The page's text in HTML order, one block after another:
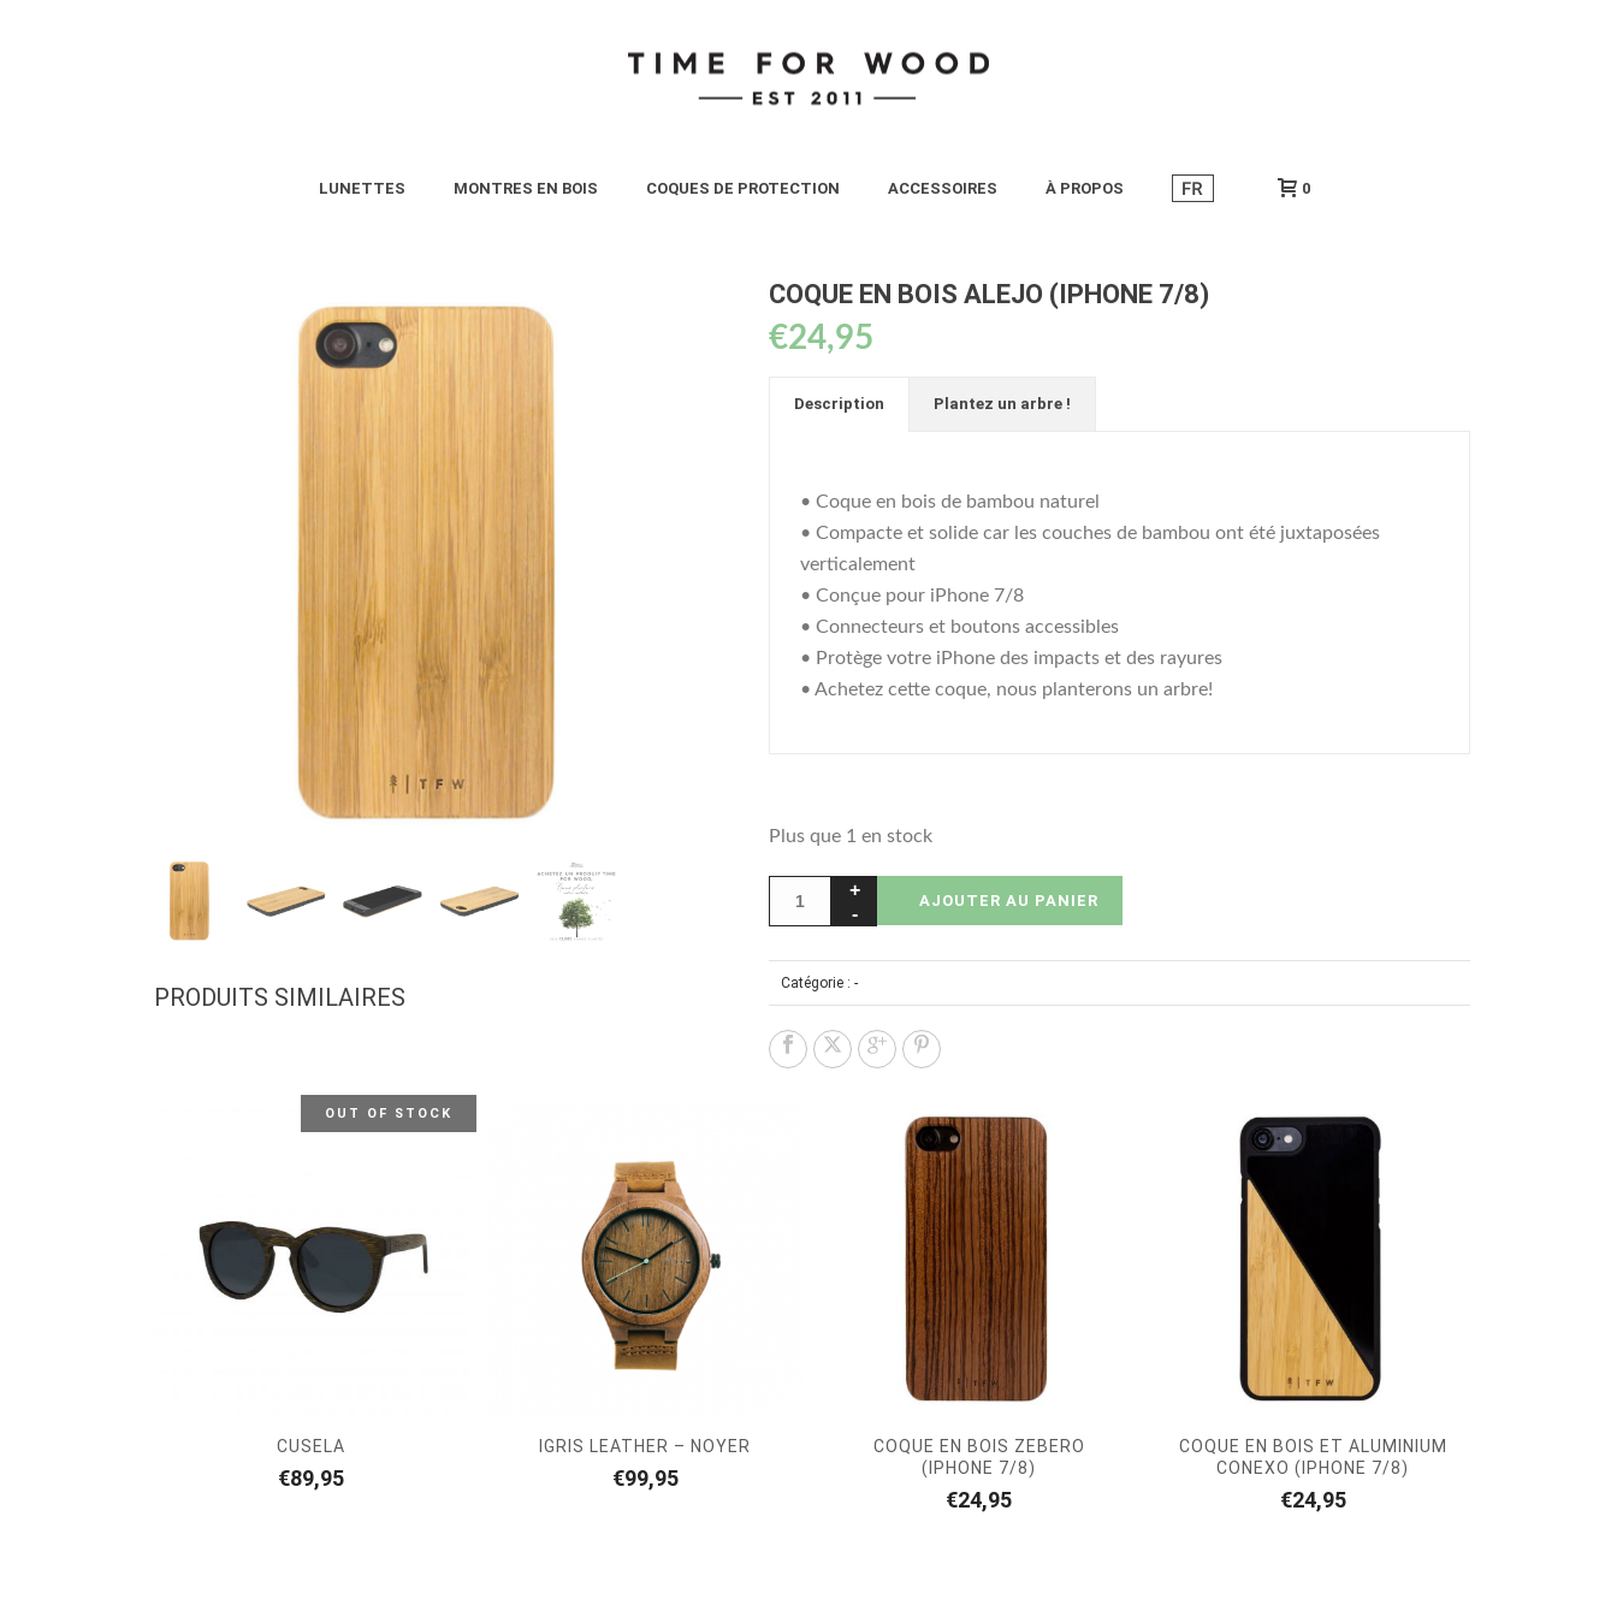
LUNETTES MONTRES EN BOIS COQUES DE PROTECTION ACCESSOIRES À PROPOS 0
COQUE EN BOIS ALEJO (IPHONE 7/8)
€24,95
Description Plantez un arbre !
• Coque en bois de bambou naturel
• Compacte et solide car les couches de bambou ont été juxtaposées
verticalement
• Conçue pour iPhone 7/8
• Connecteurs et boutons accessibles
• Protège votre iPhone des impacts et des rayures
• Achetez cette coque, nous planterons un arbre!
Plus que 1 en stock
AJOUTER AU PANIER
Catégorie : -
PRODUITS SIMILAIRES
OUT OF STOCK
CUSELA
€89,95
IGRIS LEATHER – NOYER
€99,95
COQUE EN BOIS ZEBERO
(IPHONE 7/8)
€24,95
COQUE EN BOIS ET ALUMINIUM
CONEXO (IPHONE 7/8)
€24,95